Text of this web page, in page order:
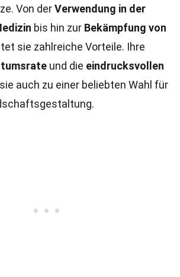
Von derVerwendung in der
bis hin zur Bekämpfung von
sie zahlreiche Vorteile. Ihre
und die eindrucksvollen
auch zu einer beliebten Wahl für